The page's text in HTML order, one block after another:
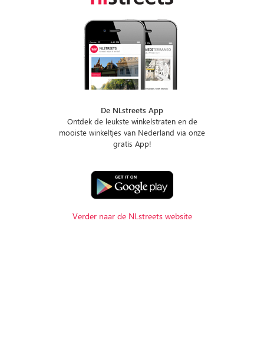
De NLstreets App
Ontdek de leukste winkelstraten en de
mooiste winkeltjes van Nederland via onze
gratis App!
Verder naar de NLstreets website